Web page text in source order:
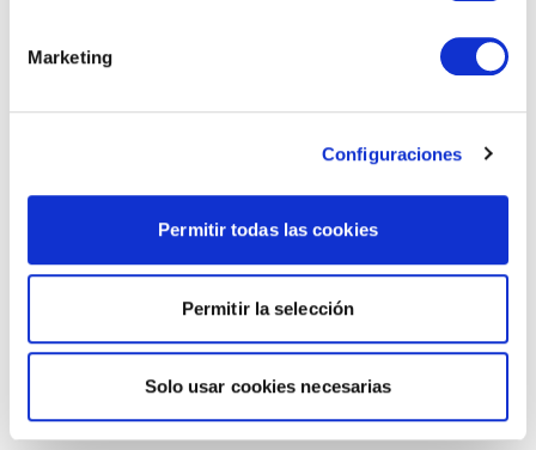
Marketing
Configuraciones
Permitir todas las cookies
Permitir la selección
Solo usar cookies necesarias